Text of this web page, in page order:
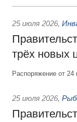
25 июля 2026,
трёх новых
Распоряжение от
25 июля 2026,